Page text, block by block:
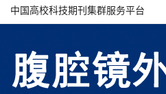
中国高校科技期刊集群服务平台